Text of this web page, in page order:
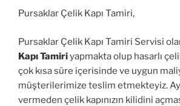
Pursaklar Çelik Kapı Tamiri,
Pursaklar Çelik Kapı Tamiri Servisi
Kapı Tamiriyapmakta olup hasarlı
çok kısa süre içerisinde ve uygun
müşterilerimize teslim etmekteyiz.
vermeden çelik kapınızın kilidini